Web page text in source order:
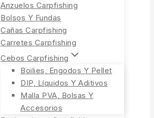
Anzuelos Carpfishing
Bolsos Y Fundas
Cañas Carpfishing
Carretes Carpfishing
Cebos Carpfishing
Boilies, Engodos Y Pellet
DIP, Líquidos Y Aditivos
Malla PVA, Bolsas Y
Accesorios